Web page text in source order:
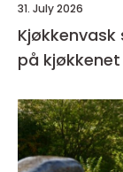
31. July 2026
Kjøkkenvask små valg som gjør stor forskjell
på kjøkkenet